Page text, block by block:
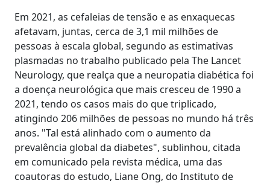
Em 2021, as cefaleias de tensão e as enxaquecas
afetavam, juntas, cerca de 3,1 mil milhões de
pessoas à escala global, segundo as estimativas
plasmadas no trabalho publicado pela The Lancet
Neurology, que realça que a neuropatia diabética foi
a doença neurológica que mais cresceu de 1990 a
2021, tendo os casos mais do que triplicado,
atingindo 206 milhões de pessoas no mundo há três
anos. "Tal está alinhado com o aumento da
prevalência global da diabetes", sublinhou, citada
em comunicado pela revista médica, uma das
coautoras do estudo, Liane Ong, do Instituto de